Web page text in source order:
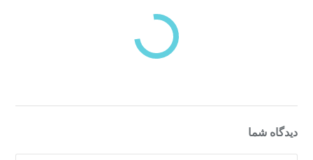
دسته‌بندی‌های منتخب برای شما
دیدگاه شما